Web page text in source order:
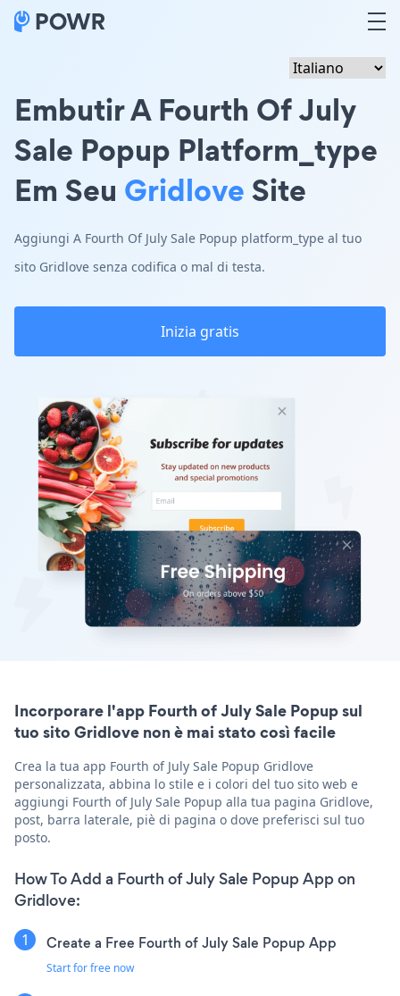
Embutir A Fourth Of July
Sale Popup Platform_type
Em Seu GridloveSite
Aggiungi A Fourth Of July Sale Popup platform_type al tuo
sito Gridlove senza codifica o mal di testa.
Inizia gratis
Incorporare l'app Fourth of July Sale Popup sul
tuo sito Gridlove non è mai stato così facile
Crea la tua app Fourth of July Sale Popup Gridlove
personalizzata, abbina lo stile e i colori del tuo sito web e
aggiungi Fourth of July Sale Popup alla tua pagina Gridlove,
post, barra laterale, piè di pagina o dove preferisci sul tuo
posto.
How To Add a Fourth of July Sale Popup App on
Gridlove:
Create a Free Fourth of July Sale Popup App
Start for free now